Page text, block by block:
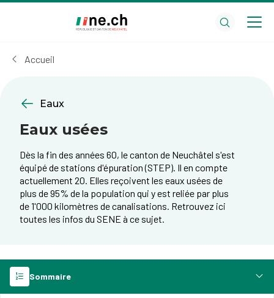
cookies
Accueil
Eaux
Eaux usées
Dès la fin des années 60, le canton de Neuchâtel s'est
équipé de stations d'épuration (STEP). Il en compte
actuellement 20. Elles reçoivent les eaux usées de
plus de 95% de la population qui y est reliée par plus
de 1'000 kilomètres de canalisations. Retrouvez ici
toutes les infos du SENE à ce sujet.
Sommaire